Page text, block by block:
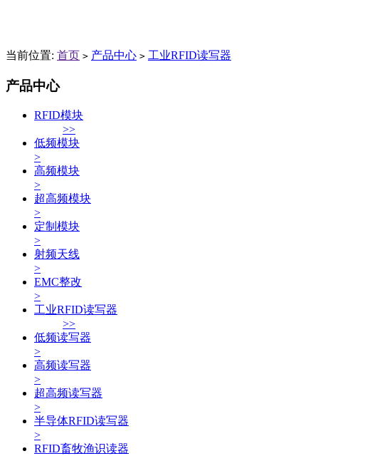
当前位置: 首页 > 产品中心 > 工业RFID读写器
产品中心
RFID模块
>>
低频模块
>
高频模块
>
超高频模块
>
定制模块
>
射频天线
>
EMC整改
>
工业RFID读写器
>>
低频读写器
>
高频读写器
>
超高频读写器
>
半导体RFID读写器
>
RFID畜牧渔识读器